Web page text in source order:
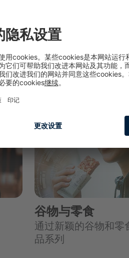
冰淇淋行业
感受我们适合每一种
谷物与零食
通过新颖的谷物和零
品系列